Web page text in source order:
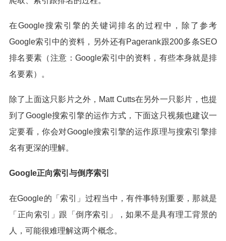
在Google搜索引擎的关键词排名的过程中，除了参考
Google索引中的资料，另外还有Pagerank跟200多条SEO
排名要素（注意：Google索引中的资料，有些本身就是排
名要素）。
除了上面这只影片之外，Matt Cutts在另外一只影片，也提
到了Google搜索引擎的运作方式，下面这只视频也建议一
定要看，你会对Google搜索引擎的运作原理与搜索引擎排
名有更深的理解。
Google正向索引与倒序索引
在Google的「索引」过程当中，有件事特别重要，那就是
「正向索引」跟「倒序索引」，如果不是具有理工背景的
人，可能很难理解这两个概念。